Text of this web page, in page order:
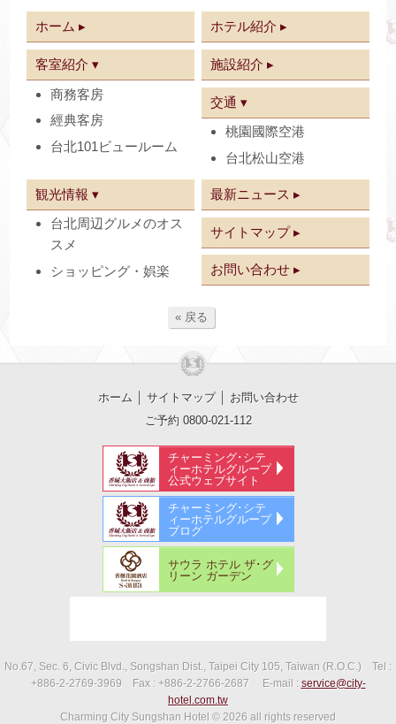
ホーム ▸ ホテル紹介 ▸
客室紹介 ▾
商務客房
經典客房
台北101ビュールーム
施設紹介 ▸
交通 ▾
桃園國際空港
台北松山空港
観光情報 ▾
台北周辺グルメのオス
スメ
ショッピング・娯楽
最新ニュース ▸
サイトマップ ▸
お問い合わせ ▸
« 戻る
ホーム サイトマップ│ お問い合わせ
ご予約 0800-021-112
チャーミング･シテ
ィーホテルグループ
公式ウェブサイト
チャーミング･シテ
ィーホテルグループ
ブログ
サウラ ホテル ザ･グ
リーン ガーデン
No.67, Sec. 6, Civic Blvd., Songshan Dist., Taipei City 105, Taiwan (R.O.C.) Tel :
+886-2-2769-3969 Fax : +886-2-2766-2687 E-mail : service@city-
hotel.com.tw
Charming City Sungshan Hotel © 2026 all rights reserved